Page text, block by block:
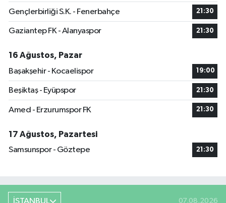
Gençlerbirliği S.K. - Fenerbahçe 21:30
Gaziantep FK - Alanyaspor 21:30
16 Ağustos, Pazar
Başakşehir - Kocaelispor
19:00
Beşiktaş - Eyüpspor 21:30
Amed - Erzurumspor FK 21:30
17 Ağustos, Pazartesi
Samsunspor - Göztepe
21:30
İSTANBUL 07.08.2026